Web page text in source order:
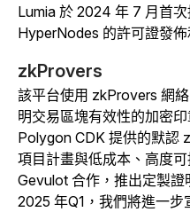
Lumia 於 2024 年 7 月首
HyperNodes 的許可證發
zkProvers
該平台使用 zkProvers 網
明交易區塊有效性的加密
Polygon CDK 提供的默認
項目計畫與低成本、高度
Gevulot 合作，推出定製證
2025 年Q1，我們將進一